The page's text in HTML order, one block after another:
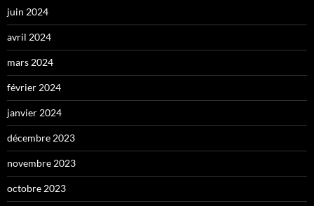
juin 2024
avril 2024
mars 2024
février 2024
janvier 2024
décembre 2023
novembre 2023
octobre 2023